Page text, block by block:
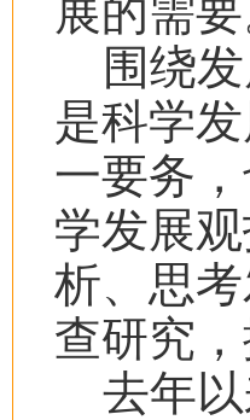
展的需要
围绕
是科学
一要务
学发展
析、思
查研究
去年